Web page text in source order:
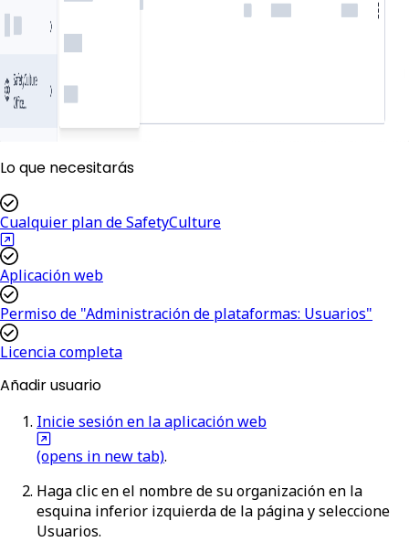
Lo que necesitarás
Cualquier plan de SafetyCulture
Aplicación web
Permiso de "Administración de plataformas: Usuarios"
Licencia completa
Añadir usuario
Inicie sesión en la aplicación web
(opens in new tab).
Haga clic en el nombre de su organización en la
esquina inferior izquierda de la página y seleccione
Usuarios.